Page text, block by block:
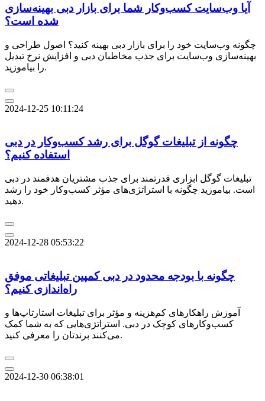
آیا وب‌سایت کسب‌وکار شما برای بازار دبی بهینه‌سازی
شده است؟
چگونه وب‌سایت خود را برای بازار دبی بهینه کنید؟ اصول طراحی و
بهینه‌سازی وب‌سایت برای جذب مخاطبان دبی و افزایش نرخ تبدیل
را بیاموزید.
2024-12-25 10:11:24
چگونه از تبلیغات گوگل برای رشد کسب‌وکار در دبی
استفاده کنیم؟
تبلیغات گوگل ابزاری قدرتمند برای جذب مشتریان هدفمند در دبی
است. بیاموزید چگونه با استراتژی‌های مؤثر کسب‌وکار خود را رشد
دهید.
2024-12-28 05:53:22
چگونه با بودجه محدود در دبی کمپین تبلیغاتی موفق
راه‌اندازی کنیم؟
آموزش راهکارهای کم‌هزینه و مؤثر برای تبلیغات استارتاپ‌ها و
کسب‌وکارهای کوچک در دبی. استراتژی‌هایی که به شما کمک
می‌کنند برندتان را معرفی کنید.
2024-12-30 06:38:01